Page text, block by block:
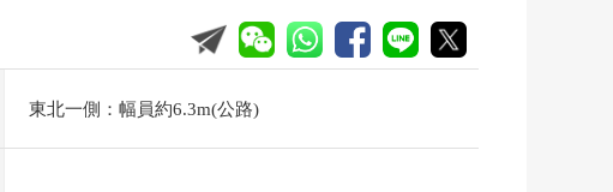
東北一側：幅員約6.3m(公路)